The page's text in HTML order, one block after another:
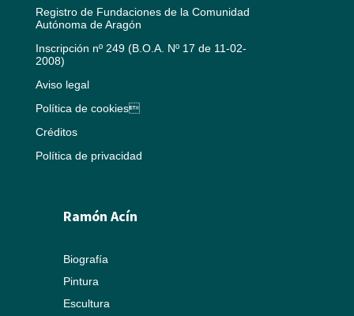
Registro de Fundaciones de la Comunidad
Autónoma de Aragón
Inscripción nº 249 (B.O.A. Nº 17 de 11-02-
2008)
Aviso legal
Política de cookies
Créditos
Política de privacidad
Ramón Acín
Biografía
Pintura
Escultura